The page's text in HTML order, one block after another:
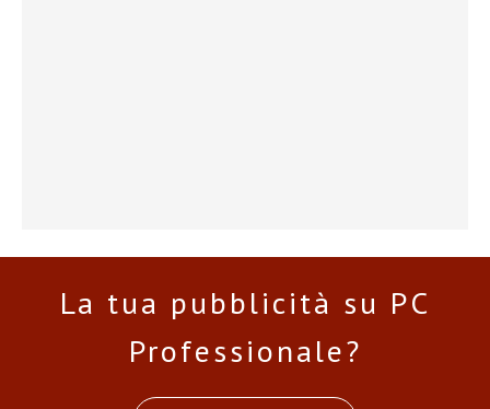
La tua pubblicità su PC
Professionale?